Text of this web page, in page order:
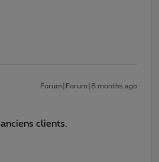
Forum|Forum|8 months ago
clients.